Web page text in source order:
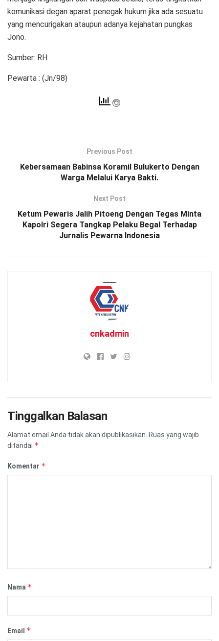
komunikasi degan aparat penegak hukum jika ada sesuatu
yang mencurigakan ataupun adanya kejahatan pungkas
Jono.
Sumber: RH
Pewarta : (Jn/98)
Previous Post
Kebersamaan Babinsa Koramil Bulukerto Dengan
Warga Melalui Karya Bakti.
Next Post
Ketum Pewaris Jalih Pitoeng Dengan Tegas Minta
Kapolri Segera Tangkap Pelaku Begal Terhadap
Jurnalis Pewarna Indonesia
cnkadmin
Tinggalkan Balasan
Alamat email Anda tidak akan dipublikasikan. Ruas yang wajib
ditandai *
Komentar *
Nama *
Email *